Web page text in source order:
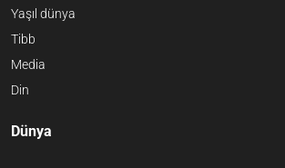
Yaşıl dünya
Tibb
Media
Din
Dünya